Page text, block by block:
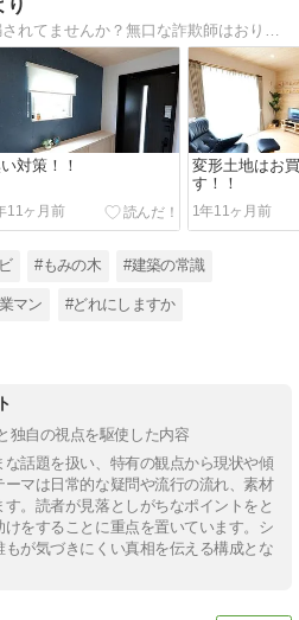
り
対策！！
11ヶ月前
変形土地はお
す！！
1年11ヶ月前
#もみの木 #建築の常識
マン #どれにしますか
独自の視点を駆使した内容
話題を扱い、特有の観点から現状や傾
マは日常的な疑問や流行の流れ、素材
。読者が見落としがちなポイントをと
をすることに重点を置いています。シ
が気づきにくい真相を伝える構成とな